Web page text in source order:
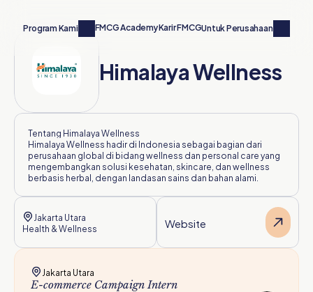
Program Kami FMCG AcademyKarir FMCGUntuk Perusahaan
Hubungi Kami
Himalaya Wellness
Tentang Himalaya Wellness
Himalaya Wellness hadir di Indonesia sebagai bagian dari
perusahaan global di bidang wellness dan personal care yang
mengembangkan solusi kesehatan, skincare, dan wellness
berbasis herbal, dengan landasan sains dan bahan alami.
Jakarta Utara
Health & Wellness
Website
Jakarta Utara
E-commerce Campaign Intern